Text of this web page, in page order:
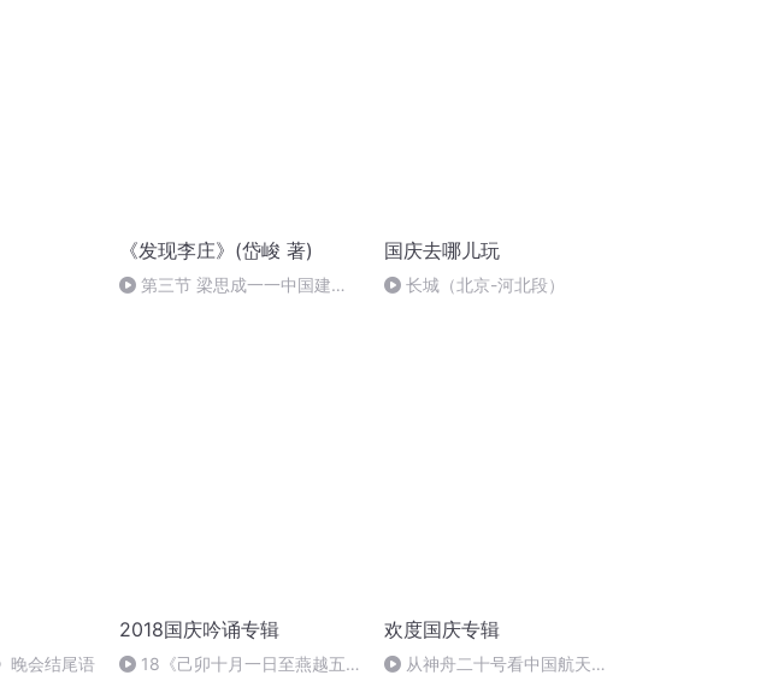
《发现李庄》(岱峻 著)
第三节 梁思成一一中国建筑
国庆去哪儿玩
长城（北京-河北段）
晚会结尾语
2018国庆吟诵专辑
18《己卯十月一日至燕越五
欢度国庆专辑
从神舟二十号看中国航天